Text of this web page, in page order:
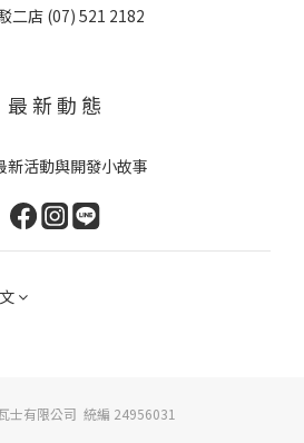
二店 (07) 521 2182
最 新 動 態
新活動與開發小故事
士有限公司 統編 24956031